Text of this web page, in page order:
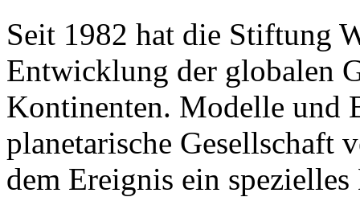
Seit 1982 hat die Stiftung
Entwicklung der globalen
Kontinenten. Modelle und
planetarische Gesellschaft
dem Ereignis ein